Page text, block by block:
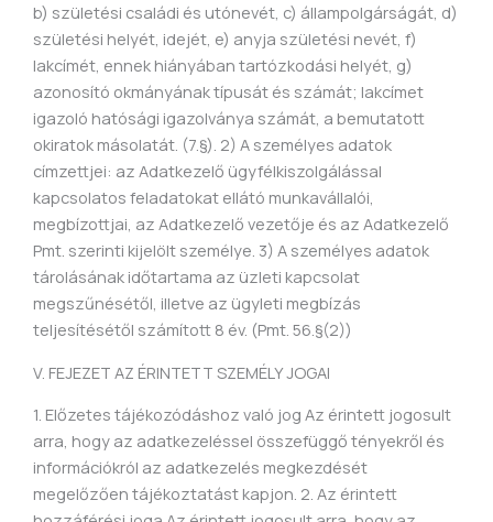
b) születési családi és utónevét, c) állampolgárságát, d)
születési helyét, idejét, e) anyja születési nevét, f)
lakcímét, ennek hiányában tartózkodási helyét, g)
azonosító okmányának típusát és számát; lakcímet
igazoló hatósági igazolványa számát, a bemutatott
okiratok másolatát. (7.§). 2) A személyes adatok
címzettjei: az Adatkezelő ügyfélkiszolgálással
kapcsolatos feladatokat ellátó munkavállalói,
megbízottjai, az Adatkezelő vezetője és az Adatkezelő
Pmt. szerinti kijelölt személye. 3) A személyes adatok
tárolásának időtartama az üzleti kapcsolat
megszűnésétől, illetve az ügyleti megbízás
teljesítésétől számított 8 év. (Pmt. 56.§(2))
V. FEJEZET AZ ÉRINTETT SZEMÉLY JOGAI
1. Előzetes tájékozódáshoz való jog Az érintett jogosult
arra, hogy az adatkezeléssel összefüggő tényekről és
információkról az adatkezelés megkezdését
megelőzően tájékoztatást kapjon. 2. Az érintett